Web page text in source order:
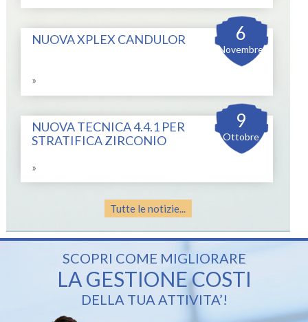
6
Novembre
NUOVA XPLEX CANDULOR
»
9
Ottobre
NUOVA TECNICA 4.4.1 PER
STRATIFICA ZIRCONIO
»
Tutte le notizie...
SCOPRI COME MIGLIORARE
LA GESTIONE COSTI
DELLA TUA ATTIVITA’!